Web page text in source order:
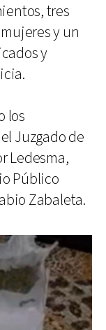
tres
y un
y
los
Juzgado de
Ledesma,
Público
Zabaleta.